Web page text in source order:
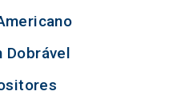
Dobrável